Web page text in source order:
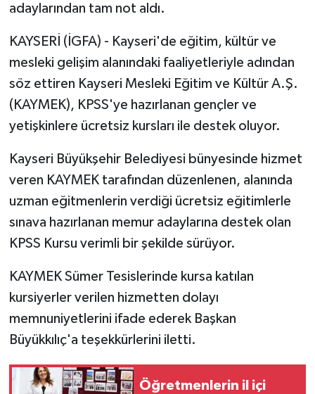
adaylarından tam not aldı.
KAYSERİ (İGFA) - Kayseri'de eğitim, kültür ve
mesleki gelişim alanındaki faaliyetleriyle adından
söz ettiren Kayseri Mesleki Eğitim ve Kültür A.Ş.
(KAYMEK), KPSS'ye hazırlanan gençler ve
yetişkinlere ücretsiz kursları ile destek oluyor.
Kayseri Büyükşehir Belediyesi bünyesinde hizmet
veren KAYMEK tarafından düzenlenen, alanında
uzman eğitmenlerin verdiği ücretsiz eğitimlerle
sınava hazırlanan memur adaylarına destek olan
KPSS Kursu verimli bir şekilde sürüyor.
KAYMEK Sümer Tesislerinde kursa katılan
kursiyerler verilen hizmetten dolayı
memnuniyetlerini ifade ederek Başkan
Büyükkılıç'a teşekkürlerini iletti.
Öğretmenlerin il içi